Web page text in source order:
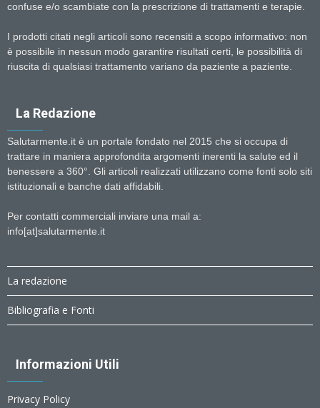
confuse e/o scambiate con la prescrizione di trattamenti e terapie.
I prodotti citati negli articoli sono recensiti a scopo informativo: non
è possibile in nessun modo garantire risultati certi, le possibilità di
riuscita di qualsiasi trattamento variano da paziente a paziente.
La Redazione
Salutarmente.it è un portale fondato nel 2015 che si occupa di
trattare in maniera approfondita argomenti inerenti la salute ed il
benessere a 360°. Gli articoli realizzati utilizzano come fonti solo siti
istituzionali e banche dati affidabili.
Per contatti commerciali inviare una mail a:
info[at]salutarmente.it
La redazione
Bibliografia e Fonti
Informazioni Utili
Privacy Policy